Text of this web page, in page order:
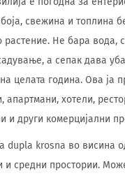
свежина и топлина
растение. Не бара вода,
а сепак дава
целата година. Ова ја
апартмани, хотели,
и други комерцијални
dupla krosna во висина
и средни простории.